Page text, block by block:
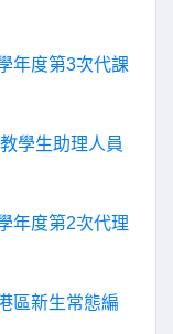
年度第3次代課
學生助理人員
年度第2次代理
區新生常態編